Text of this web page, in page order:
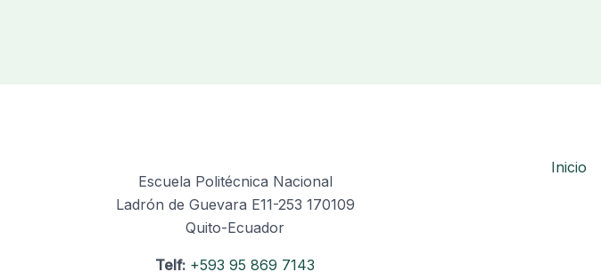
Escuela Politécnica Nacional
Ladrón de Guevara E11-253 170109
Quito-Ecuador
Telf: +593 95 869 7143
Inicio